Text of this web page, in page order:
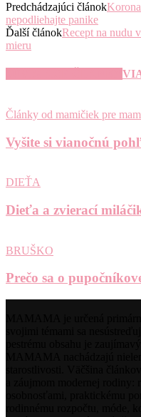
Predchádzajúci článok
nepodliehajte panike
Ďalší článokRecept na nudu
mieru
Články od mamičiek pre
Vyšite si vianočnú
DIEŤA
Dieťa a zvierací
BRUŠKO
Prečo sa o